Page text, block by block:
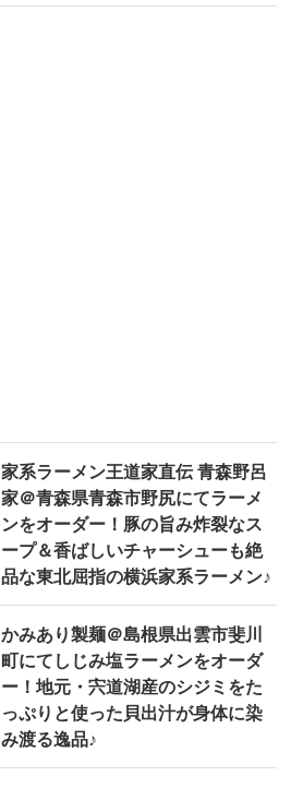
家系ラーメン王道家直伝 青森野呂
家＠青森県青森市野尻にてラーメ
ンをオーダー！豚の旨み炸裂なス
ープ＆香ばしいチャーシューも絶
品な東北屈指の横浜家系ラーメン♪
かみあり製麺＠島根県出雲市斐川
町にてしじみ塩ラーメンをオーダ
ー！地元・宍道湖産のシジミをた
っぷりと使った貝出汁が身体に染
み渡る逸品♪